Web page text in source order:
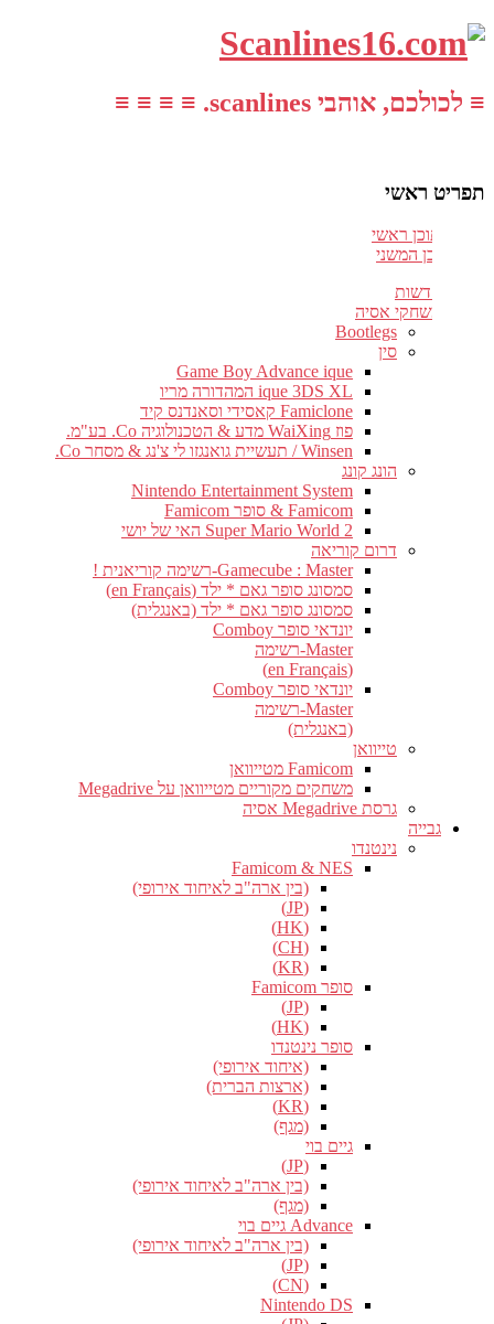
≡ לכולכם, אוהבי scanlines. ≡ ≡ ≡ ≡
תפריט ראשי
עבור לתוכן ראשי
דלג לתוכן המשני
חדשות
משחקי אסיה
Bootlegs
סין
Game Boy Advance ique
ique 3DS XL המהדורה מריו
Famiclone קאסידי וסאנדנס קיד
פוז WaiXing מדע & הטכנולוגיה Co. בע"מ.
Winsen / תעשיית גואנגזו לי צ'נג & מסחר Co.
הונג קונג
Nintendo Entertainment System
Famicom & סופר Famicom
Super Mario World 2 האי של יושי
דרום קוריאה
Gamecube : Master-רשימה קוריאנית !
סמסונג סופר גאם * ילד (en Français)
סמסונג סופר גאם * ילד (באנגלית)
יונדאי סופר Comboy
Master-רשימה
(en Français)
יונדאי סופר Comboy
Master-רשימה
(באנגלית)
טייוואן
Famicom מטייוואן
משחקים מקוריים מטייוואן על Megadrive
גרסת Megadrive אסיה
גבייה
נינטנדו
Famicom & NES
(בין ארה"ב לאיחוד אירופי)
(JP)
(HK)
(CH)
(KR)
סופר Famicom
(JP)
(HK)
סופר נינטנדו
(איחוד אירופי)
(ארצות הברית)
(KR)
(מגף)
גיים בוי
(JP)
(בין ארה"ב לאיחוד אירופי)
(מגף)
Advance גיים בוי
(בין ארה"ב לאיחוד אירופי)
(JP)
(CN)
Nintendo DS